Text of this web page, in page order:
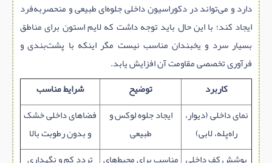
دارد و می‌تواند در دکوراسیون داخلی جلوه‌ای طبیعی و منحصر‌به‌فرد
ایجاد کند؛ با این حال باید توجه داشت که لایم‌ استون برای مناطق
بسیار سرد و یخبندان مناسب نیست مگر اینکه با پشت‌بندی و
فرآوری تخصصی مقاومت آن افزایش یابد.
کاربرد
توضیح
شرایط مناسب
نمای داخلی (دیوار،
راه‌پله، لابی)
ایجاد جلوه لوکس و
طبیعی
فضاهای داخلی خشک
و بدون رطوبت بالا
پوشش کف داخلی مناسب برای محیط‌های تردد کم و نگهداری